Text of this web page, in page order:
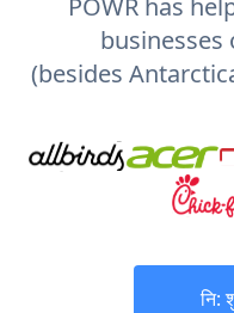
businesses
(besides
नि: